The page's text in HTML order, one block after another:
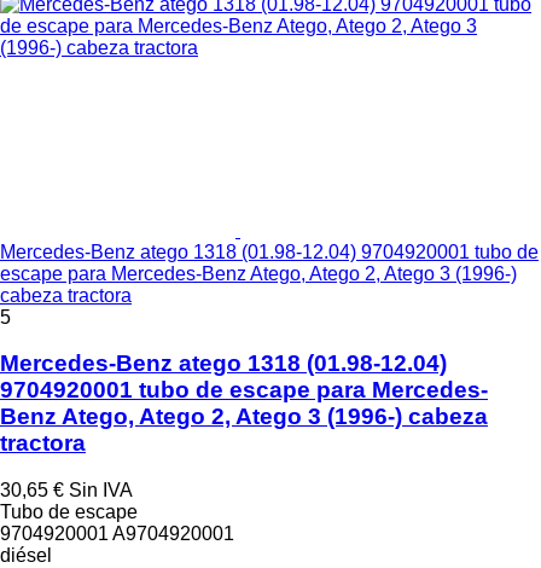
Mercedes-Benz atego 1318 (01.98-12.04) 9704920001 tubo de
escape para Mercedes-Benz Atego, Atego 2, Atego 3 (1996-)
cabeza tractora
5
Mercedes-Benz atego 1318 (01.98-12.04)
9704920001 tubo de escape para Mercedes-
Benz Atego, Atego 2, Atego 3 (1996-) cabeza
tractora
30,65 € Sin IVA
Tubo de escape
9704920001 A9704920001
diésel